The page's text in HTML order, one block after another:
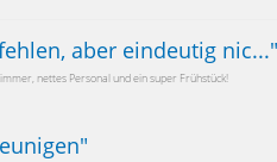
aber eindeutig nic..."
nettes Personal und ein super Frühstück!
"